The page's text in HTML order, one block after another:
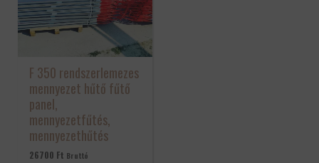
F 350 rendszerlemezes
mennyezet hűtő fűtő
panel,
mennyezetfűtés,
mennyezethűtés
26700 Ft Bruttó